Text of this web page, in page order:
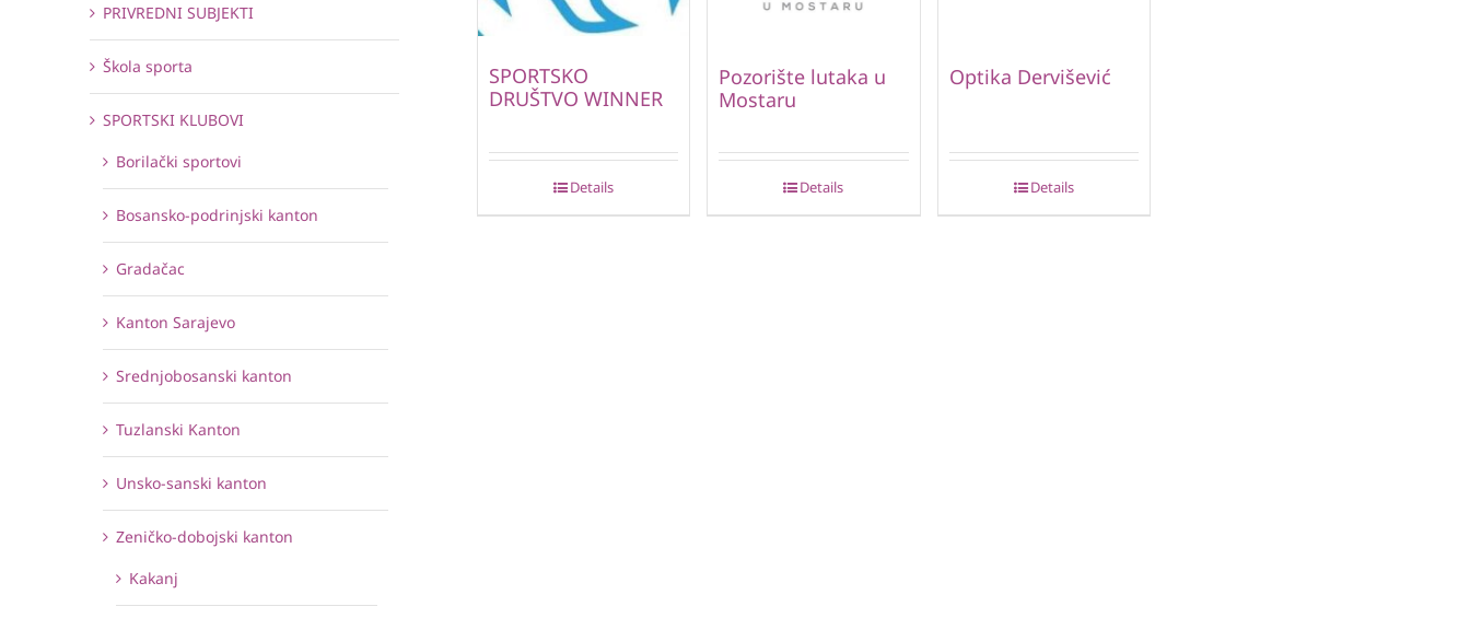
SPORTSKO
DRUŠTVO WINNER
Details
Pozorište lutaka u
Mostaru
Details
Optika Dervišević
Details
PRIVREDNI SUBJEKTI
Škola sporta
SPORTSKI KLUBOVI
Borilački sportovi
Bosansko-podrinjski kanton
Gradačac
Kanton Sarajevo
Srednjobosanski kanton
Tuzlanski Kanton
Unsko-sanski kanton
Zeničko-dobojski kanton
Kakanj